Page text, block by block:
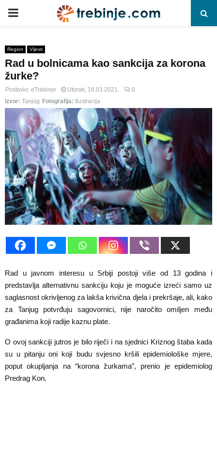
P
I
M
R
Y
M
E
N
U
Region Vijesti
Rad u bolnicama kao sankcija za korona
žurke?
Postavio: eTrebinje Utorak, 16.03.2021.
0
Izvor: Tanjug Fotografija: Ilustracija
Rad u javnom interesu u Srbiji postoji više od 13 godina i
predstavlja alternativnu sankciju koju je moguće izreći samo uz
saglasnost okrivljenog za lakša krivična djela i prekršaje, ali, kako
za Tanjug potvrđuju sagovornici, nije naročito omiljen među
građanima koji radije kaznu plate.
O ovoj sankciji jutros je bilo riječi i na sjednici Kriznog štaba kada
su u pitanju oni koji budu svjesno kršili epidemiološke mjere,
poput okupljanja na “korona žurkama”, prenio je epidemiolog
Predrag Kon.